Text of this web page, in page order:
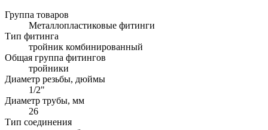
Группа товаров
Металлопластиковые фитинги
Тип фитинга
тройник комбинированный
Общая группа фитингов
тройники
Диаметр резьбы, дюймы
1/2"
Диаметр трубы, мм
26
Тип соединения